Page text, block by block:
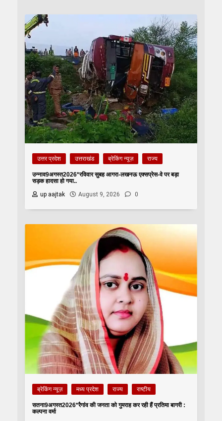
उत्तर प्रदेश उत्तराखंड ब्रेकिंग न्यूज़ राज्य
उन्नाव9अगस्त2026*रविवार सुबह आगरा-लखनऊ एक्सप्रेस-वे पर बड़ा
सड़क हादसा हो गया..
up aajtak
August 9, 2026 0
ब्रेकिंग न्यूज़ मध्य प्रदेश राज्य राष्टीय
सतना9अगस्त2026*रैगांव की जनता को गुमराह कर रही हैं प्रतिमा बागरी :
कल्पना वर्मा